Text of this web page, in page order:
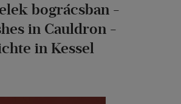
bográcsban -
in Cauldron -
in Kessel